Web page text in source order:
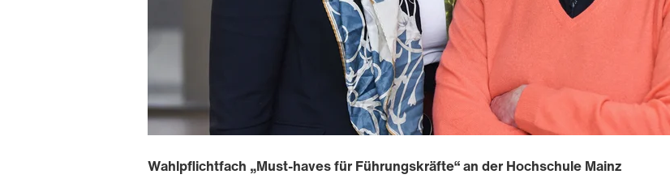
Wahlpflichtfach „Must-haves für Führungskräfte“ an der Hochschule Mainz